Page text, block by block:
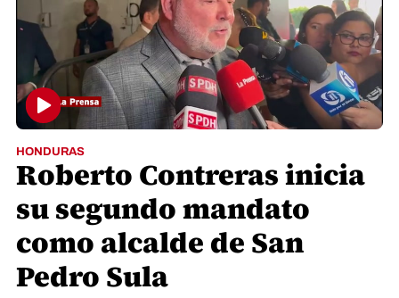
HONDURAS
Roberto Contreras inicia
su segundo mandato
como alcalde de San
Pedro Sula